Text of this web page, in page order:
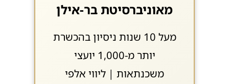
מאוניברסיטת בר-אילן
מעל 10 שנות ניסיון בהכשרת
יותר מ-1,000 יועצי
משכנתאות | ליווי אלפי